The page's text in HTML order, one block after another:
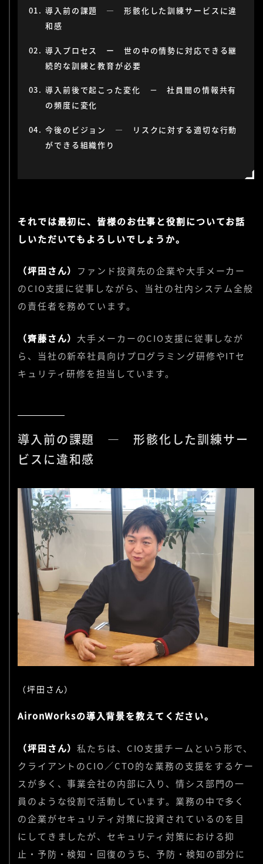
導入前の課題 ― 形骸化した訓練サービスに違
和感
導入プロセス ー 世の中の情勢に対応できる継
続的な訓練と教育が必要
導入前後で起こった変化 － 社員間の情報共有
の頻度に変化
今後のビジョン ― リスクに対する適切な行動
ができる組織作り
それでは最初に、皆様のお仕事と役割についてお話
しいただいてもよろしいでしょうか。
（坪田さん） ファンド投資先の企業や大手メーカー
のCIO支援に従事しながら、当社の社内システム全般
の責任者を務めています。
（齊藤さん） 大手メーカーのCIO支援に従事しなが
ら、当社の新卒社員向けプログラミング研修やITセ
キュリティ研修を担当しています。
導入前の課題 ― 形骸化した訓練サー
ビスに違和感
（坪田さん）
AironWorksの導入背景を教えてください。
（坪田さん）私たちは、CIO支援チームという形で、
クライアントのCIO／CTO的な業務の支援をするケー
スが多く、事業会社の内部に入り、情シス部門の一
員のような役割で活動しています。業務の中で多く
の企業がセキュリティ対策に投資されているのを目
にしてきましたが、セキュリティ対策における抑
止・予防・検知・回復のうち、予防・検知の部分に